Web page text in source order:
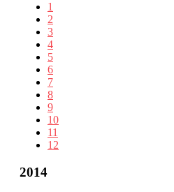
1
2
3
4
5
6
7
8
9
10
11
12
2014